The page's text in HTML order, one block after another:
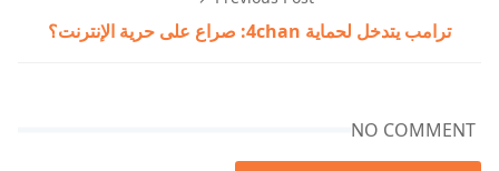
ترامب يتدخل لحماية 4chan: صراع على حرية الإنترنت؟
NO COMMENT